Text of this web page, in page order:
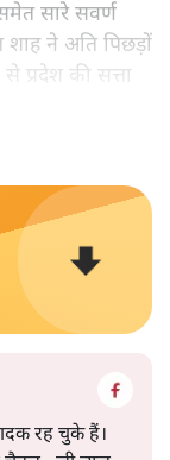
है। वैसे यह
का हाथ थामा
के चुनावों में
के आकाश पर
इसकी गूँज सबसे
सारे सवर्ण
ने अति पिछड़ों